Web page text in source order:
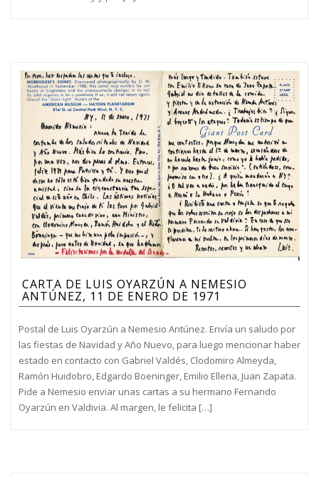
CARTA DE LUIS OYARZÚN A NEMESIO
ANTÚNEZ, 11 DE ENERO DE 1971
Postal de Luis Oyarzún a Nemesio Antúnez. Envía un saludo por
las fiestas de Navidad y Año Nuevo, para luego mencionar haber
estado en contacto con Gabriel Valdés, Clodomiro Almeyda,
Ramón Huidobro, Edgardo Boeninger, Emilio Ellena, Juan Zapata.
Pide a Nemesio enviar unas cartas a su hermano Fernando
Oyarzún en Valdivia. Al margen, le felicita […]